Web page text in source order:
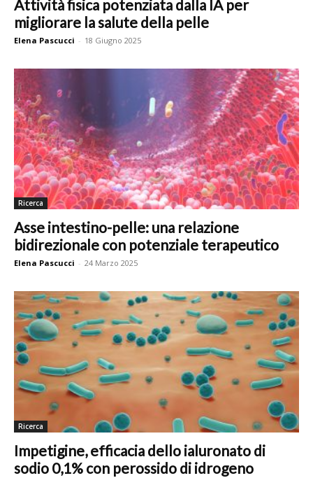
Attività fisica potenziata dalla IA per
migliorare la salute della pelle
Elena Pascucci - 18 Giugno 2025
Ricerca
Asse intestino-pelle: una relazione
bidirezionale con potenziale terapeutico
Elena Pascucci - 24 Marzo 2025
Ricerca
Impetigine, efficacia dello ialuronato di
sodio 0,1% con perossido di idrogeno